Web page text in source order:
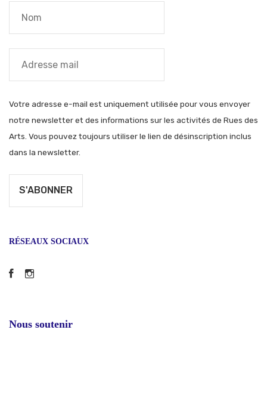
Votre adresse e-mail est uniquement utilisée pour vous envoyer
notre newsletter et des informations sur les activités de Rues des
Arts. Vous pouvez toujours utiliser le lien de désinscription inclus
dans la newsletter.
RÉSEAUX SOCIAUX
Facebook
Instagram
Nous soutenir